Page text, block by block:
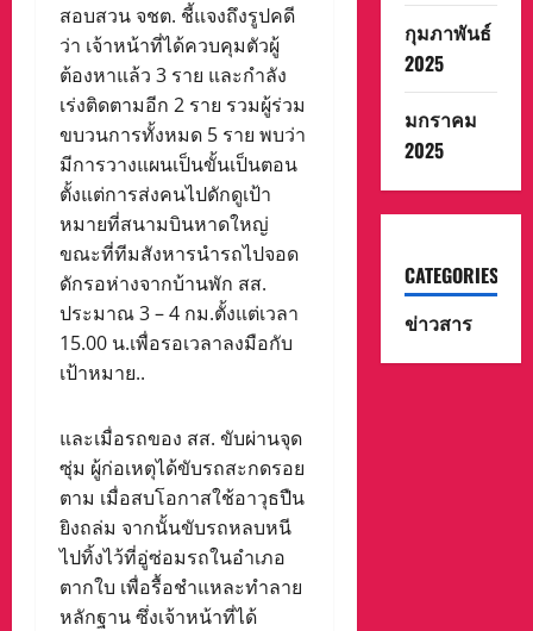
สอบสวน จชต. ชี้แจงถึงรูปคดี
ว่า เจ้าหน้าที่ได้ควบคุมตัวผู้
ต้องหาแล้ว 3 ราย และกำลัง
เร่งติดตามอีก 2 ราย รวมผู้ร่วม
ขบวนการทั้งหมด 5 ราย พบว่า
มีการวางแผนเป็นขั้นเป็นตอน
ตั้งแต่การส่งคนไปดักดูเป้า
หมายที่สนามบินหาดใหญ่
ขณะที่ทีมสังหารนำรถไปจอด
ดักรอห่างจากบ้านพัก สส.
ประมาณ 3 – 4 กม.ตั้งแต่เวลา
15.00 น.เพื่อรอเวลาลงมือกับ
เป้าหมาย..
และเมื่อรถของ สส. ขับผ่านจุด
ซุ่ม ผู้ก่อเหตุได้ขับรถสะกดรอย
ตาม เมื่อสบโอกาสใช้อาวุธปืน
ยิงถล่ม จากนั้นขับรถหลบหนี
ไปทิ้งไว้ที่อู่ซ่อมรถในอำเภอ
ตากใบ เพื่อรื้อชำแหละทำลาย
หลักฐาน ซึ่งเจ้าหน้าที่ได้
กุมภาพันธ์
2025
มกราคม
2025
CATEGORIES
ข่าวสาร